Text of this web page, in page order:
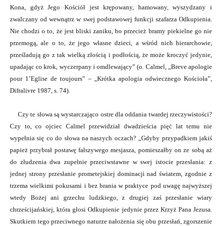
Kona, gdyż Jego Kościół jest krępowany, hamowany, wyszydzany i
zwalczany od wewnątrz w swej podstawowej funkcji szafarza Odkupienia.
Nie chodzi o to, że jest bliski zaniku, bo przecież bramy piekielne go nie
przemogą, ale o to, że jego własne dzieci, a wśród nich hierarchowie,
prześladują go z tak wielką złością i podłością, że może kroczyć jedynie,
upadając co krok, wyczerpany i omdlewający” (o. Calmel, „Breve apologie
pour 1’Eglise de toujours” – „Krótka apologia odwiecznego Kościoła”,
Difralivre 1987, s. 74).
Czy te słowa są wystarczająco ostre dla oddania twardej rzeczywistości?
Czy to, co ojciec Calmel przewidział dwadzieścia pięć lat temu nie
wypełnia się co do słowa na naszych oczach? „Gdyby przypadkiem jakiś
papież przybrał postawę fałszywego mesjasza, pomieszałby on ze sobą aż
do złudzenia dwa zupełnie przeciwstawne w swej istocie przesłania: z
jednej strony przesłanie prometejskiej dominacji nad światem, zgodnie z
trzema wielkimi pokusami i bez brania w praktyce pod uwagę najwyższej
wtedy Bożej ani grzechu ludzkiego, z drugiej zaś przesłanie wiary
chrześcijańskiej, która głosi Odkupienie jedynie przez Krzyż Pana Jezusa.
Skutkiem tego przeciwnego naturze nałożenia się obu przesłań, zgorszenie